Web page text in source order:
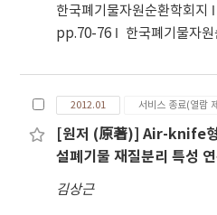
한국폐기물자원순환학회지
pp.70-76
한국폐기물자원
2012.01 서비스 종료(열람
[원저 (原著)] Air-knife형
설폐기물 재질분리 특성
김상근